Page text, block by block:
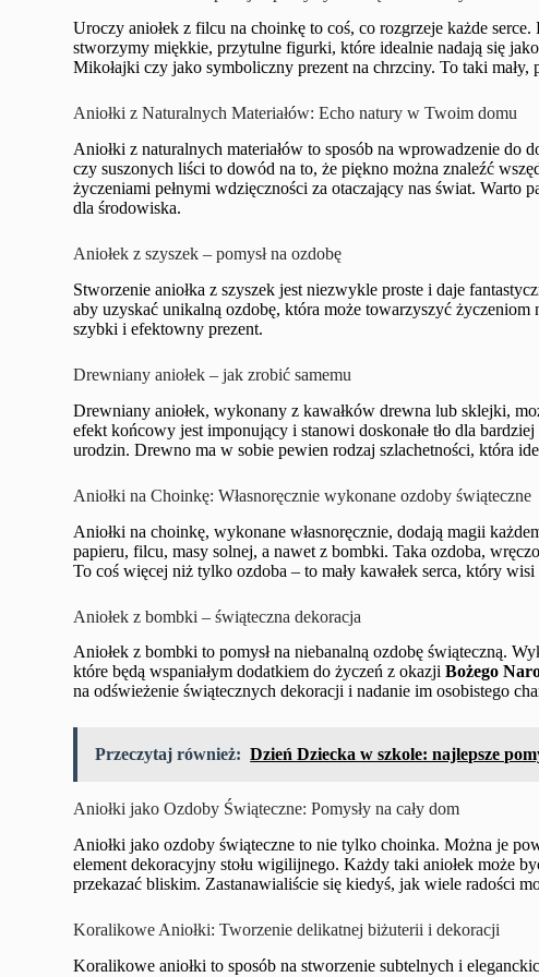
Uroczy aniołek z filcu na choinkę to coś, co rozgrzeje każde
stworzymy miękkie, przytulne figurki, które idealnie nadają się
Mikołajki czy jako symboliczny prezent na chrzciny. To taki
Aniołki z Naturalnych Materiałów: Echo natury w Twoim domu
Aniołki z naturalnych materiałów to sposób na wprowadzenie
czy suszonych liści to dowód na to, że piękno można znaleźć
życzeniami pełnymi wdzięczności za otaczający nas świat. Warto
dla środowiska.
Aniołek z szyszek – pomysł na ozdobę
Stworzenie aniołka z szyszek jest niezwykle proste i daje
aby uzyskać unikalną ozdobę, która może towarzyszyć życzeniom
szybki i efektowny prezent.
Drewniany aniołek – jak zrobić samemu
Drewniany aniołek, wykonany z kawałków drewna lub sklejki,
efekt końcowy jest imponujący i stanowi doskonałe tło dla
urodzin. Drewno ma w sobie pewien rodzaj szlachetności, która
Aniołki na Choinkę: Własnoręcznie wykonane ozdoby świąteczne
Aniołki na choinkę, wykonane własnoręcznie, dodają magii
papieru, filcu, masy solnej, a nawet z bombki. Taka ozdoba,
To coś więcej niż tylko ozdoba – to mały kawałek serca, który wisi
Aniołek z bombki – świąteczna dekoracja
Aniołek z bombki to pomysł na niebanalną ozdobę świąteczną.
które będą wspaniałym dodatkiem do życzeń z okazjiBożego
na odświeżenie świątecznych dekoracji i nadanie im osobistego
Przeczytaj również: Dzień Dziecka w szkole: najlepsze
Aniołki jako Ozdoby Świąteczne: Pomysły na cały dom
Aniołki jako ozdoby świąteczne to nie tylko choinka. Można je
element dekoracyjny stołu wigilijnego. Każdy taki aniołek może
przekazać bliskim. Zastanawialiście się kiedyś, jak wiele radości
Koralikowe Aniołki: Tworzenie delikatnej biżuterii i dekoracji
Koralikowe aniołki to sposób na stworzenie subtelnych i